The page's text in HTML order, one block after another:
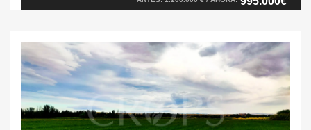
edificaciones: encontramos una escuela hípica con paddocks al